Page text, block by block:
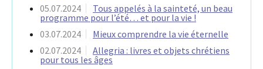
05.07.2024
Tous appelés à la sainteté, un beau
programme pour l’été… et pour la vie !
03.07.2024
Mieux comprendre la vie éternelle
02.07.2024
Allegria : livres et objets chrétiens
pour tous les âges